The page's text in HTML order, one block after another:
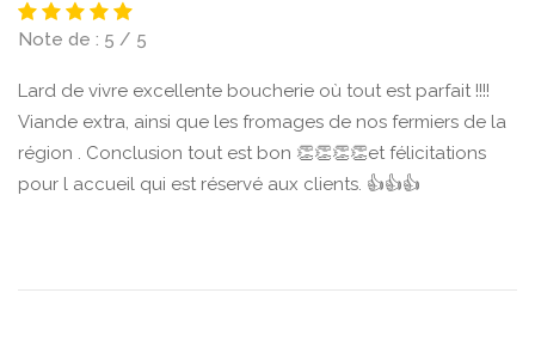
Note de : 5 / 5
Lard de vivre excellente boucherie où tout est parfait !!!!
Viande extra, ainsi que les fromages de nos fermiers de la
région . Conclusion tout est bon 👏👏👏👏et félicitations
pour l accueil qui est réservé aux clients. 👍👍👍